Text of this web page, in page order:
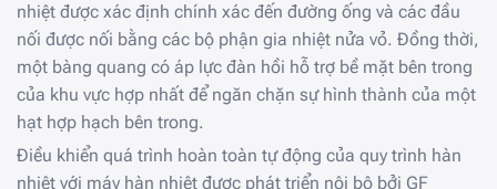
nhiệt được xác định chính xác đến đường ống và các đầu
nối được nối bằng các bộ phận gia nhiệt nửa vỏ. Đồng thời,
một bàng quang có áp lực đàn hồi hỗ trợ bề mặt bên trong
của khu vực hợp nhất để ngăn chặn sự hình thành của một
hạt hợp hạch bên trong.
Điều khiển quá trình hoàn toàn tự động của quy trình hàn
nhiệt với máy hàn nhiệt được phát triển nội bộ bởi GF